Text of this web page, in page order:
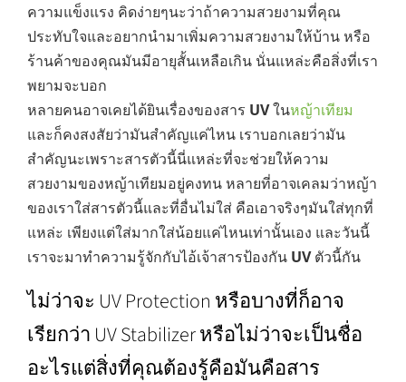
ความแข็งแรง คิดง่ายๆนะว่าถ้าความสวยงามที่คุณ
ประทับใจและอยากนำมาเพิ่มความสวยงามให้บ้าน หรือ
ร้านค้าของคุณมันมีอายุสั้นเหลือเกิน นั่นแหล่ะคือสิ่งที่เรา
พยามจะบอก
หลายคนอาจเคยได้ยินเรื่องของสาร UVในหญ้าเทียม
และก็คงสงสัยว่ามันสำคัญแค่ไหน เราบอกเลยว่ามัน
สำคัญนะเพราะสารตัวนี้นี่แหล่ะที่จะช่วยให้ความ
สวยงามของหญ้าเทียมอยู่คงทน หลายที่อาจเคลมว่าหญ้า
ของเราใส่สารตัวนี้และที่อื่นไม่ใส่ คือเอาจริงๆมันใส่ทุกที่
แหล่ะ เพียงแต่ใส่มากใส่น้อยแค่ไหนเท่านั้นเอง และวันนี้
เราจะมาทำความรู้จักกับไอ้เจ้าสารป้องกัน UVตัวนี้กัน
ไม่ว่าจะ UV Protection หรือบางที่ก็อาจ
เรียกว่า UV Stabilizer หรือไม่ว่าจะเป็นชื่อ
อะไรแต่สิ่งที่คุณต้องรู้คือมันคือสาร